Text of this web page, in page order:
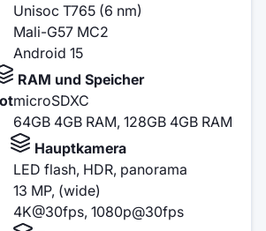
Unisoc T765 (6 nm)
Mali-G57 MC2
Android 15
RAM und Speicher
microSDXC
64GB 4GB RAM, 128GB 4GB RAM
Hauptkamera
LED flash, HDR, panorama
13 MP, (wide)
4K@30fps, 1080p@30fps